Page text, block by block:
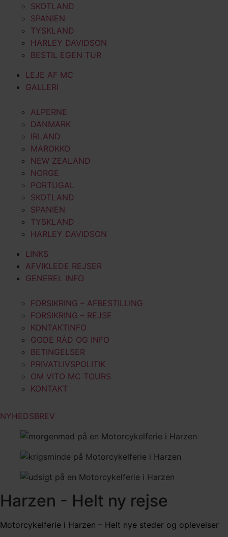
SKOTLAND
SPANIEN
TYSKLAND
HARLEY DAVIDSON
BESTIL EGEN TUR
LEJE AF MC
GALLERI
ALPERNE
DANMARK
IRLAND
MAROKKO
NEW ZEALAND
NORGE
PORTUGAL
SKOTLAND
SPANIEN
TYSKLAND
HARLEY DAVIDSON
LINKS
AFVIKLEDE REJSER
GENEREL INFO
FORSIKRING – AFBESTILLING
FORSIKRING – REJSE
KONTAKTINFO
GODE RÅD OG INFO
BETINGELSER
PRIVATLIVSPOLITIK
OM VITO MC TOURS
KONTAKT
NYHEDSBREV
Harzen - Helt ny rejse
Motorcykelferie i Harzen – Helt nye steder og oplevelser